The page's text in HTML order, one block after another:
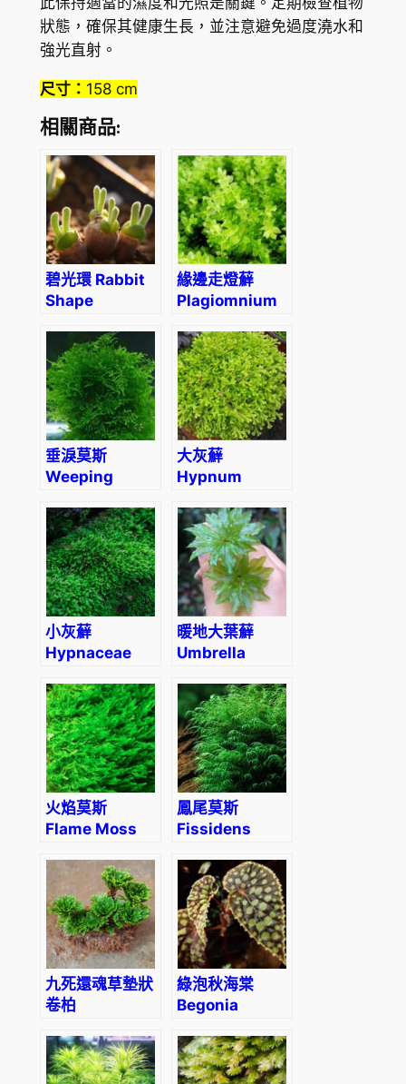
狀態，確保其健康生長，並注意避免過度澆水和
強光直射。
尺寸： 158 cm
相關商品:
碧光環 Rabbit
Shape
obconica)
緣邊走燈蘚
Plagiomnium
(Plagiomnium
acutum)
垂淚莫斯
Weeping
(Vesicularia
ferriei)
大灰蘚
Hypnum
(Hypnum
plumaeforme)
小灰蘚
Hypnaceae
暖地大葉蘚
Umbrella
(Rhodobryum
giganteum)
火焰莫斯
Flame Moss
sp. ‘Flame’)
鳳尾莫斯
Fissidens
(Phoenix
Moss)
九死還魂草墊狀
卷柏
pulvinata
綠泡秋海棠
Begonia
Red Form